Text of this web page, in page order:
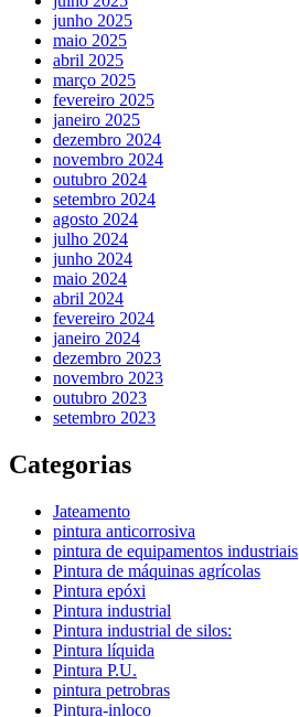
junho 2025
maio 2025
abril 2025
março 2025
fevereiro 2025
janeiro 2025
dezembro 2024
novembro 2024
outubro 2024
setembro 2024
agosto 2024
julho 2024
junho 2024
maio 2024
abril 2024
fevereiro 2024
janeiro 2024
dezembro 2023
novembro 2023
outubro 2023
setembro 2023
Categorias
Jateamento
pintura anticorrosiva
pintura de equipamentos industriais
Pintura de máquinas agrícolas
Pintura epóxi
Pintura industrial
Pintura industrial de silos:
Pintura líquida
Pintura P.U.
pintura petrobras
Pintura-inloco